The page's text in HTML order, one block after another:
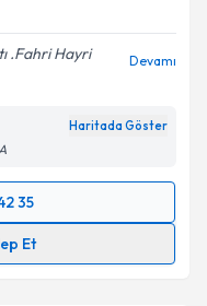
.Fahri Hayri
Devamı
Haritada Göster
35
Et